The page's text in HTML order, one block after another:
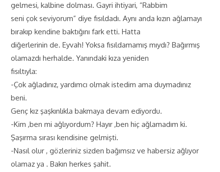
gelmesi, kalbine dolması. Gayri ihtiyari, “Rabbim
seni çok seviyorum” diye fısıldadı. Aynı anda kızın ağlamayı
bırakıp kendine baktığını fark etti. Hatta
diğerlerinin de. Eyvah! Yoksa fısıldamamış mıydı? Bağırmış
olamazdı herhalde. Yanındaki kıza yeniden
fısıltıyla:
-Çok ağladınız, yardımcı olmak istedim ama duymadınız
beni.
Genç kız şaşkınlıkla bakmaya devam ediyordu.
-Kim ,ben mi ağlıyordum? Hayır ,ben hiç ağlamadım ki.
Şaşırma sırası kendisine gelmişti.
-Nasıl olur , gözleriniz sizden bağımsız ve habersiz ağlıyor
olamaz ya . Bakın herkes şahit.